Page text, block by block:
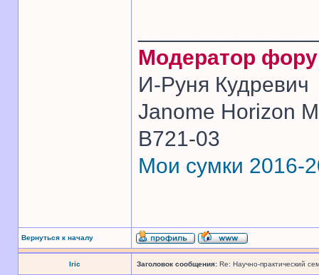
Модератор
И-Руня Кудревич
Janome Horizon
B721-03
Мои сумки 2016-
Вернуться к началу
Iric Заголовок сообщения: Re: Научно-практический